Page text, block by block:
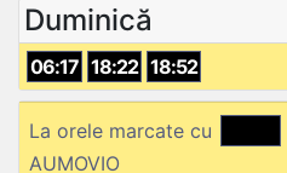
Duminică
06:17 18:22 18:52
La orele marcate cu
AUMOVIO